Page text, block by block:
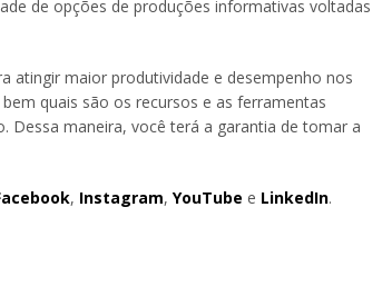
de opções de produções informativas voltadas
atingir maior produtividade e desempenho nos
quais são os recursos e as ferramentas
Dessa maneira, você terá a garantia de tomar a
, Instagram, YouTube e LinkedIn.